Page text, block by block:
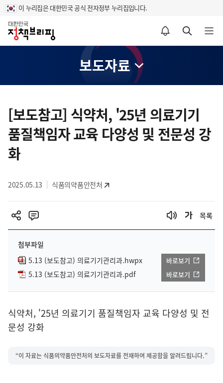
이 누리집은 대한민국 공식 전자정부 누리집입니다.
홈
알림설정 바로가기 검색 바로가기 메뉴 열기
보도자료
텐
츠
영
역
[보도참고] 식약처, '25년 의료기기
품질책임자 교육 다양성 및 전문성 강
화
2025.05.13 식품의약품안전처
목록
첨부파일
5.13 (보도참고) 의료기기관리과.hwpx
바로보기
5.13 (보도참고) 의료기기관리과.pdf 바로보기
식약처, '25년 의료기기 품질책임자 교육 다양성 및 전
문성 강화
“이 자료는 식품의약품안전처의 보도자료를 전재하여 제공함을 알려드립니다.”